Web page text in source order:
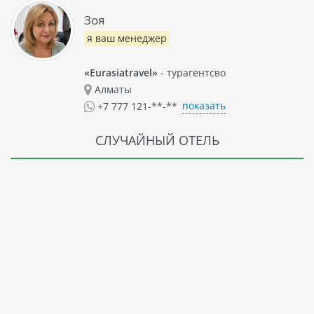
Зоя
я ваш менеджер
«Eurasiatravel» - турагентсво
Алматы
+7 777 121-**-** показать
СЛУЧАЙНЫЙ ОТЕЛЬ